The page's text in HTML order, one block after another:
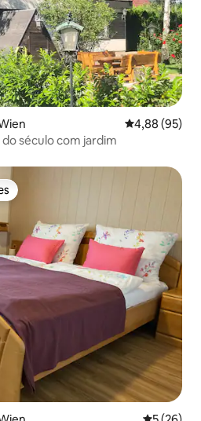
4,88 de uma
4,88 (95)
do século com jardim
dos hóspedes